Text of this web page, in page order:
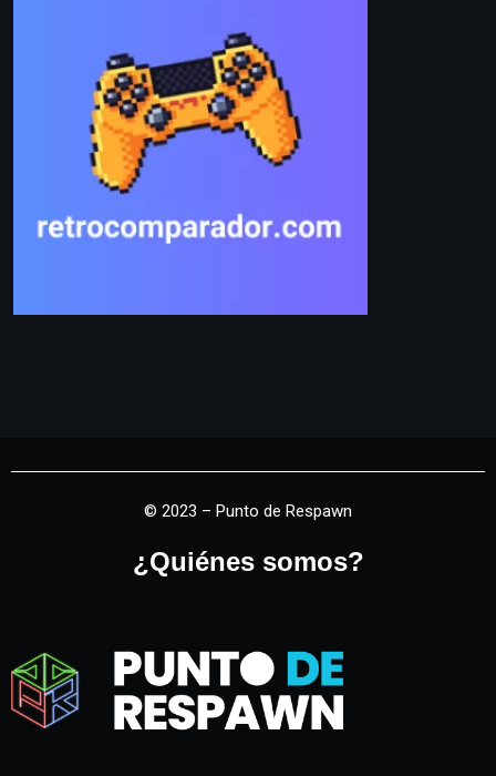
© 2023 – Punto de Respawn
¿Quiénes somos?